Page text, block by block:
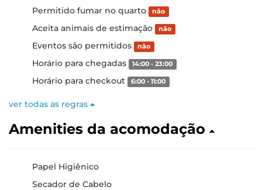
Permitido fumar no quarto não
Aceita animais de estimação não
Eventos são permitidos não
Horário para chegadas 14:00 - 23:00
Horário para checkout 6:00 - 11:00
ver todas as regras
Amenities da acomodação
Papel Higiênico
Secador de Cabelo